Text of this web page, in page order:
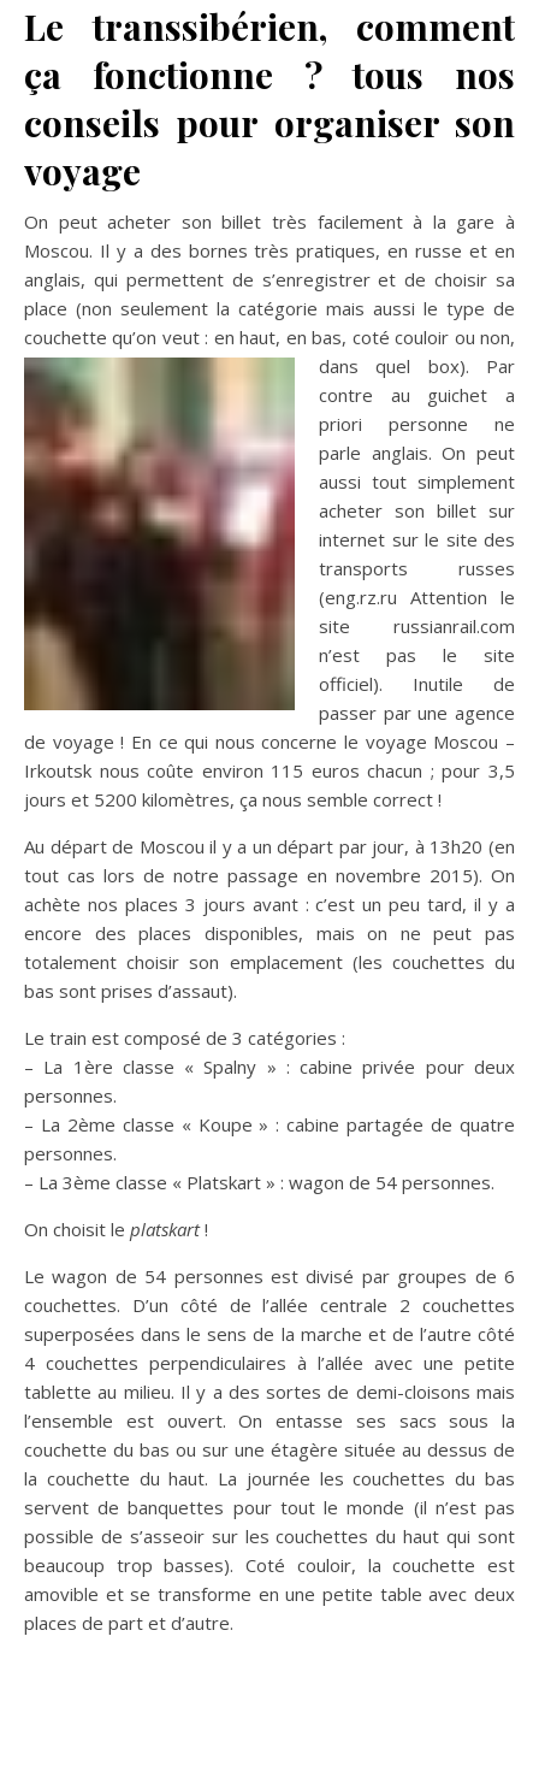
Le transsibérien, comment
ça fonctionne ? tous nos
conseils pour organiser son
voyage
On peut acheter son billet très facilement à la gare à
Moscou. Il y a des bornes très pratiques, en russe et en
anglais, qui permettent de s’enregistrer et de choisir sa
place (non seulement la catégorie mais aussi le type de
couchette qu’on veut : en haut, en bas, coté couloir ou non,
dans quel box). Par
contre au guichet a
priori personne ne
parle anglais. On peut
aussi tout simplement
acheter son billet sur
internet sur le site des
transports russes
(eng.rz.ru Attention le
site russianrail.com
n’est pas le site
officiel). Inutile de
passer par une agence
de voyage ! En ce qui nous concerne le voyage Moscou –
Irkoutsk nous coûte environ 115 euros chacun ; pour 3,5
jours et 5200 kilomètres, ça nous semble correct !
Au départ de Moscou il y a un départ par jour, à 13h20 (en
tout cas lors de notre passage en novembre 2015). On
achète nos places 3 jours avant : c’est un peu tard, il y a
encore des places disponibles, mais on ne peut pas
totalement choisir son emplacement (les couchettes du
bas sont prises d’assaut).
Le train est composé de 3 catégories :
– La 1ère classe « Spalny » : cabine privée pour deux
personnes.
– La 2ème classe « Koupe » : cabine partagée de quatre
personnes.
– La 3ème classe « Platskart » : wagon de 54 personnes.
On choisit le platskart!
Le wagon de 54 personnes est divisé par groupes de 6
couchettes. D’un côté de l’allée centrale 2 couchettes
superposées dans le sens de la marche et de l’autre côté
4 couchettes perpendiculaires à l’allée avec une petite
tablette au milieu. Il y a des sortes de demi-cloisons mais
l’ensemble est ouvert. On entasse ses sacs sous la
couchette du bas ou sur une étagère située au dessus de
la couchette du haut. La journée les couchettes du bas
servent de banquettes pour tout le monde (il n’est pas
possible de s’asseoir sur les couchettes du haut qui sont
beaucoup trop basses). Coté couloir, la couchette est
amovible et se transforme en une petite table avec deux
places de part et d’autre.